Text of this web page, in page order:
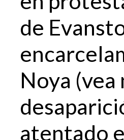
de
Noya
atentado